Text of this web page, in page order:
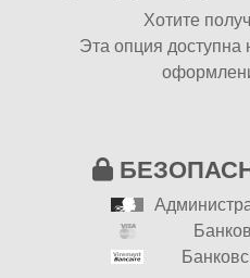
Хотите
Эта опция доступна